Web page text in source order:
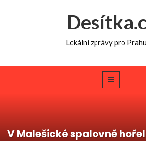
Lokální zprávy pro
V Malešické spalovně